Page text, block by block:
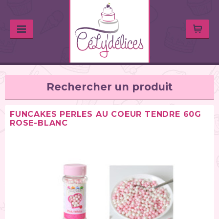
Rechercher un produit
Colorants alimentaires (67)
Feutres alimentaires (11)
Peintures alimentaires (38)
Chocolats / Candy Melts (36)
Colles comestibles (2)
FUNCAKES PERLES AU COEUR TENDRE 60G
ROSE-BLANC